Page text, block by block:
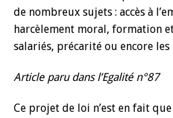
de nombreux sujets : accès à
harcèlement moral, formation
salariés, précarité ou encore
Article paru dans l’Egalité n°87
Ce projet de loi n’est en fait